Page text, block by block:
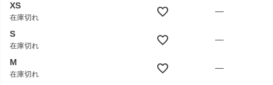
XS
在庫切れ
—
S
在庫切れ
—
M
在庫切れ
—